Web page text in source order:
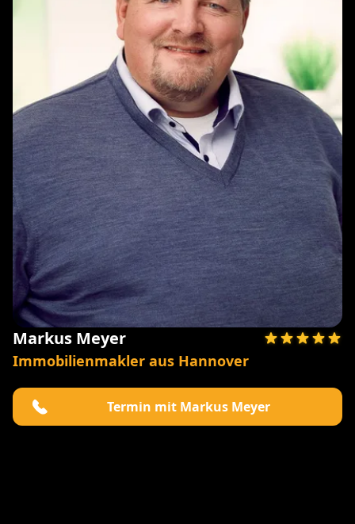
Markus Meyer
Immobilienmakler aus Hannover
Termin mit Markus Meyer